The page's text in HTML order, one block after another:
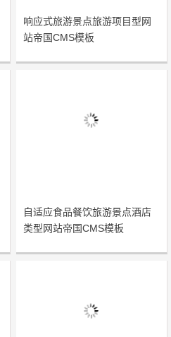
响应式旅游景点旅游项目型网
站帝国CMS模板
自适应食品餐饮旅游景点酒店
类型网站帝国CMS模板